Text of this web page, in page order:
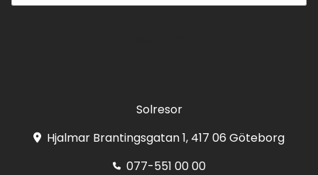
Solresor
Hjalmar Brantingsgatan 1, 417 06 Göteborg
077-551 00 00